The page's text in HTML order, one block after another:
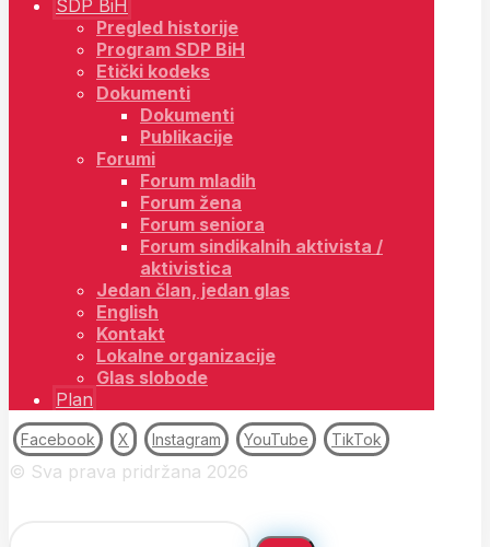
SDP BiH
Pregled historije
Program SDP BiH
Etički kodeks
Dokumenti
Dokumenti
Publikacije
Forumi
Forum mladih
Forum žena
Forum seniora
Forum sindikalnih aktivista /
aktivistica
Jedan član, jedan glas
English
Kontakt
Lokalne organizacije
Glas slobode
Plan
Facebook X Instagram YouTube TikTok
© Sva prava pridržana 2026